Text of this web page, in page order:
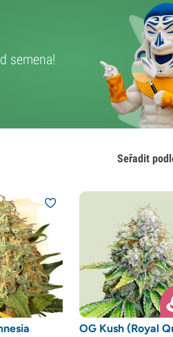
semena!
Seřadit
OG Kush (Royal